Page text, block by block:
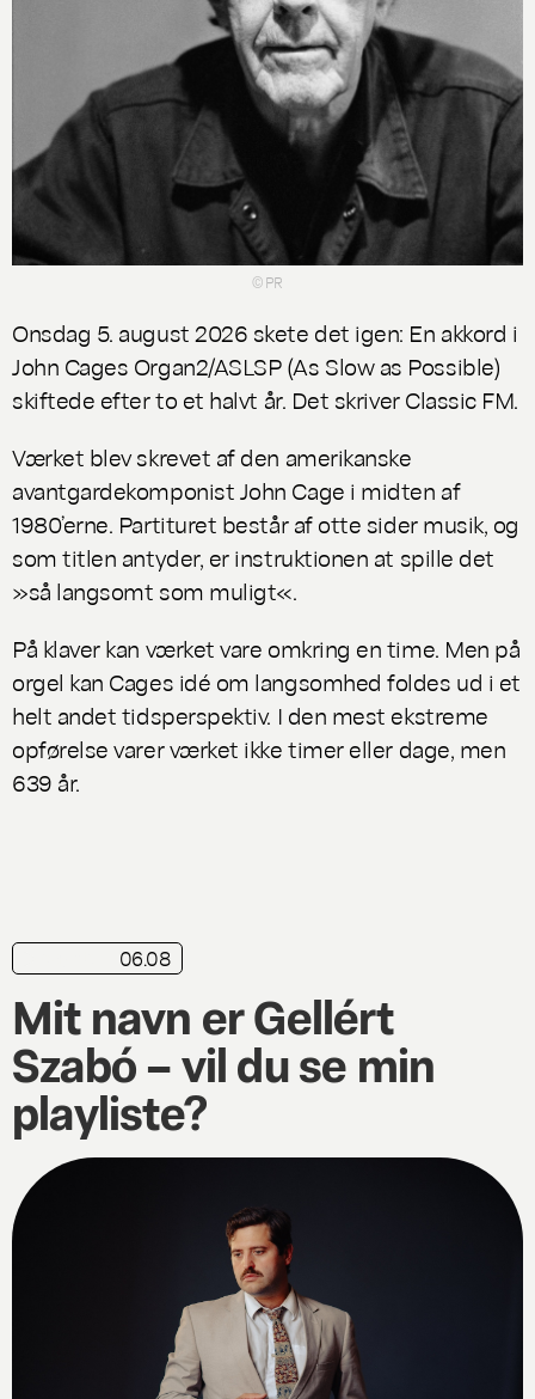
© PR
Onsdag 5. august 2026 skete det igen: En akkord i
John Cages Organ2/ASLSP(As Slow as Possible)
skiftede efter to et halvt år. Det skriver Classic FM.
Værket blev skrevet af den amerikanske
avantgardekomponist John Cage i midten af
1980’erne. Partituret består af otte sider musik, og
som titlen antyder, er instruktionen at spille det
»så langsomt som muligt«.
På klaver kan værket vare omkring en time. Men på
orgel kan Cages idé om langsomhed foldes ud i et
helt andet tidsperspektiv. I den mest ekstreme
opførelse varer værket ikke timer eller dage, men
639 år.
06.08
Mit navn er Gellért
Szabó – vil du se min
playliste?